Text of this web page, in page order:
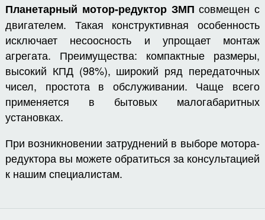
Планетарный мотор-редуктор ЗМП совмещен с
двигателем. Такая конструктивная особенность
исключает несоосность и упрощает монтаж
агрегата. Преимущества: компактные размеры,
высокий КПД (98%), широкий ряд передаточных
чисел, простота в обслуживании. Чаще всего
применяется в бытовых малогабаритных
установках.
При возникновении затруднений в выборе мотора-
редуктора вы можете обратиться за консультацией
к нашим специалистам.